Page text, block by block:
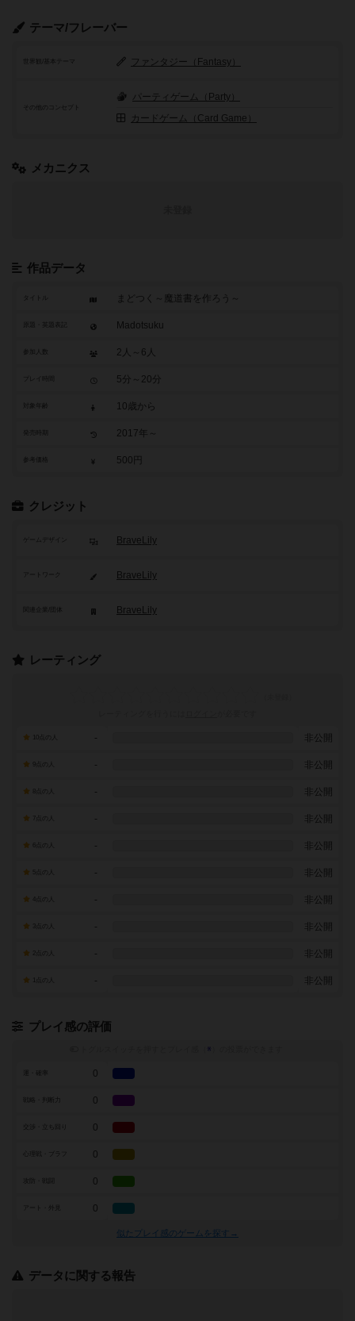
テーマ/フレーバー
世界観/基本テーマ ファンタジー（Fantasy）
その他のコンセプト
パーティゲーム（Party）
カードゲーム（Card Game）
メカニクス
作品データ
タイトル まどつく～魔道書を作ろう～
Madotsuku
参加人数 2人～6人
5分～20分
10歳から
2017年～
参考価格 500円
クレジット
ゲームデザイン BraveLily
アートワーク BraveLily
BraveLily
レーティング
- 非公開
- 非公開
- 非公開
7点の人 - 非公開
- 非公開
- 非公開
- 非公開
- 非公開
- 非公開
- 非公開
プレイ感の評価
※
0
戦略・判断力 0
0
0
0
アート・外見 0
似たプレイ感のゲームを探す→
データに関する報告